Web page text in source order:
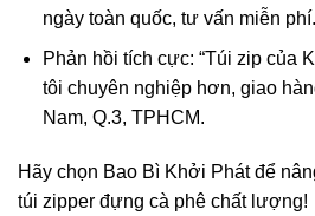
ngày toàn quốc, tư vấn miễn phí.
Phản hồi tích cực: “Túi zip của
tôi chuyên nghiệp hơn, giao
Nam, Q.3, TPHCM.
Hãy chọn Bao Bì Khởi Phát để
túi zipper đựng cà phê chất lượng!